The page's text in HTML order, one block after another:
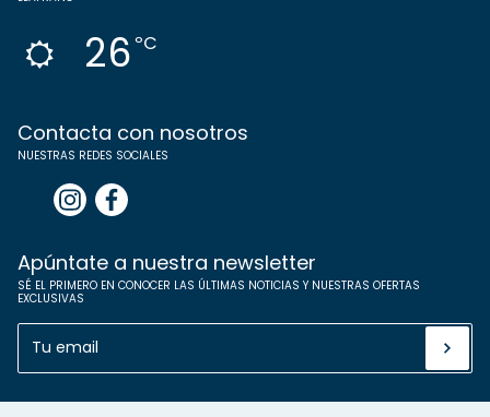
26ºC
Contacta con nosotros
NUESTRAS REDES SOCIALES
Apúntate a nuestra newsletter
SÉ EL PRIMERO EN CONOCER LAS ÚLTIMAS NOTICIAS Y NUESTRAS OFERTAS
EXCLUSIVAS